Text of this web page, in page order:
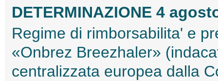
DETERMINAZIONE 4
Regime di rimborsabilita' e
«Onbrez Breezhaler»
centralizzata europea dalla